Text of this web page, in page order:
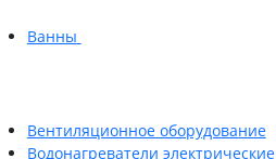
Ванны
Вентиляционное оборудование
Водонагреватели электрические